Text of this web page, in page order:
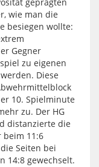
geprägten
wie man die
besiegen wollte:
Gegner
zu eigenen
Diese
10. Spielminute
zu. Der HG
distanzierte die
11:6
Seiten bei
14:8 gewechselt.